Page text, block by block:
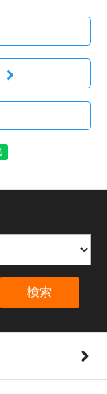
検索